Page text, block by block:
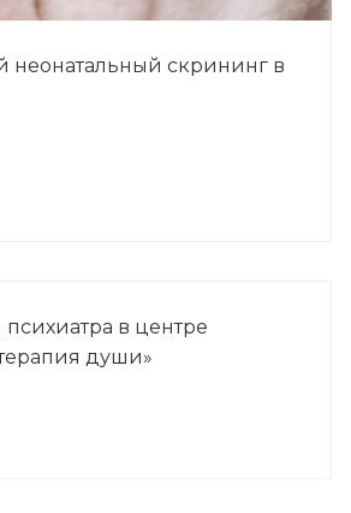
скрининг в
психиатра в центре
души»